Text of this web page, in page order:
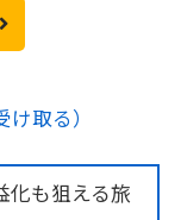
取る）
化も狙える旅